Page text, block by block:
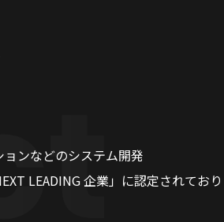
ンなどのシステム開発
LEADING 企業」に認定されており